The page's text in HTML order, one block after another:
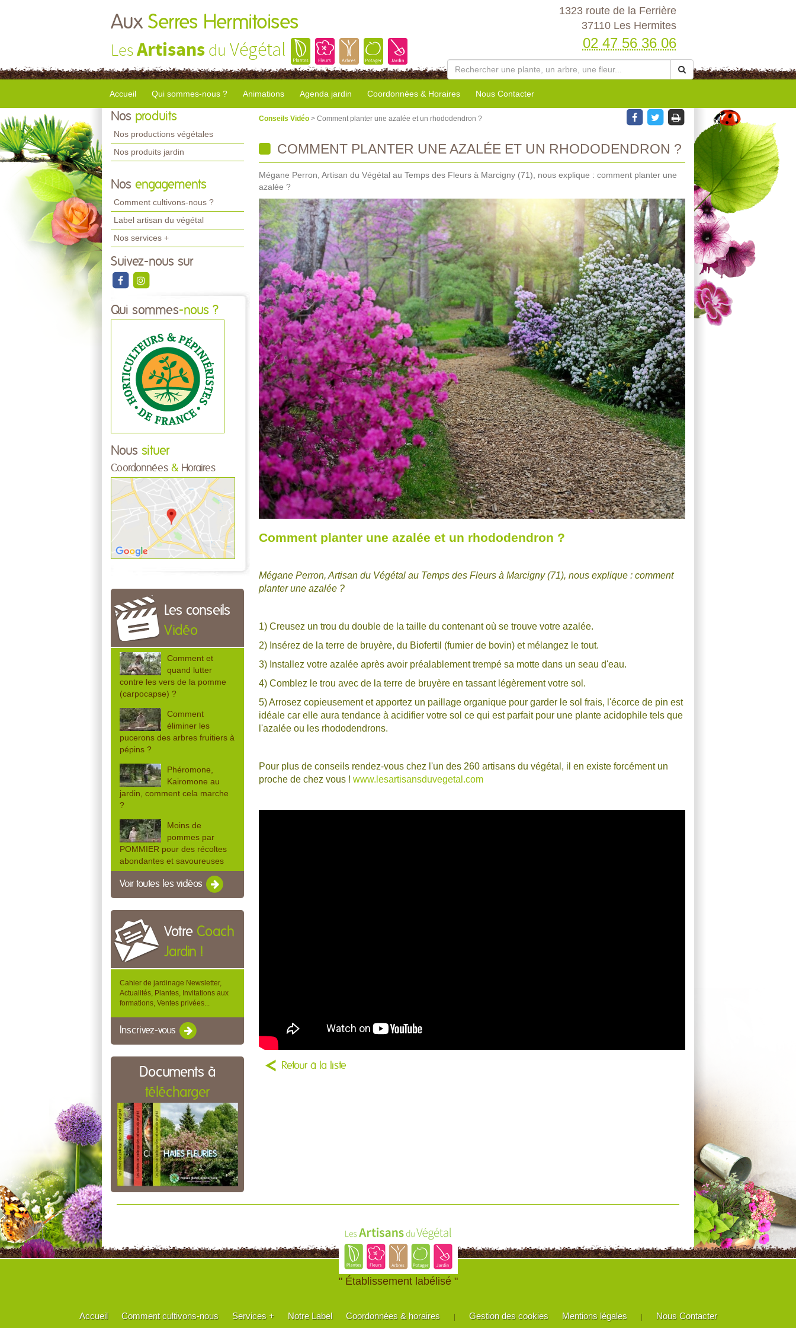
Aux Serres Hermitoises
LesArtisans du Végétal
1323 route de la Ferrière
37110 Les Hermites
02 47 56 36 06
Accueil Qui sommes-nous ? Animations Agenda jardin Coordonnées & Horaires Nous Contacter
Nos produits
Nos productions végétales
Nos produits jardin
Nos engagements
Comment cultivons-nous ?
Label artisan du végétal
Nos services +
Suivez-nous sur
Qui sommes-nous ?
Nous situer
Coordonnées & Horaires
Les conseils
Vidéo
Comment et
quand lutter
contre les vers de la pomme
(carpocapse) ?
Comment
éliminer les
pucerons des arbres fruitiers à
pépins ?
Phéromone,
Kairomone au
jardin, comment cela marche
?
Moins de
pommes par
POMMIER pour des récoltes
abondantes et savoureuses
Voir toutes les vidéos
Votre Coach
Jardin !
Cahier de jardinage Newsletter,
Actualités, Plantes, Invitations aux
formations, Ventes privées...
Inscrivez-vous
Documents à
télécharger
Conseils Vidéo > Comment planter une azalée et un rhododendron ?
COMMENT PLANTER UNE AZALÉE ET UN RHODODENDRON ?
Mégane Perron, Artisan du Végétal au Temps des Fleurs à Marcigny (71), nous explique : comment planter une
azalée ?
Comment planter une azalée et un rhododendron ?
Mégane Perron, Artisan du Végétal au Temps des Fleurs à Marcigny (71), nous explique : comment
planter une azalée ?
1) Creusez un trou du double de la taille du contenant où se trouve votre azalée.
2) Insérez de la terre de bruyère, du Biofertil (fumier de bovin) et mélangez le tout.
3) Installez votre azalée après avoir préalablement trempé sa motte dans un seau d'eau.
4) Comblez le trou avec de la terre de bruyère en tassant légèrement votre sol.
5) Arrosez copieusement et apportez un paillage organique pour garder le sol frais, l'écorce de pin est
idéale car elle aura tendance à acidifier votre sol ce qui est parfait pour une plante acidophile tels que
l'azalée ou les rhododendrons.
Pour plus de conseils rendez-vous chez l'un des 260 artisans du végétal, il en existe forcément un
proche de chez vous ! www.lesartisansduvegetal.com
Retour à la liste
" Établissement labélisé "
Accueil Comment cultivons-nous Services + Notre Label Coordonnées & horaires | Gestion des cookies Mentions légales | Nous Contacter